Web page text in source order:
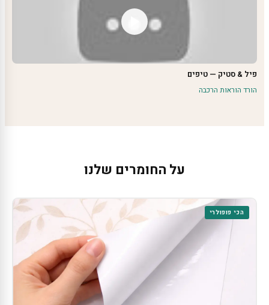
פיל & סטיק — טיפים
הורד הוראות הרכבה
על החומרים שלנו
הכי פופולרי